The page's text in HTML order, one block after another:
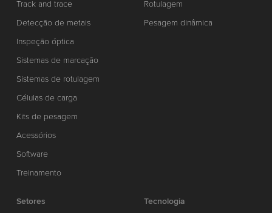
Track and trace
Detecção de metais
Inspeção óptica
Sistemas de marcação
Sistemas de rotulagem
Células de carga
Kits de pesagem
Acessórios
Software
Treinamento
Rotulagem
Pesagem dinâmica
Setores
Tecnologia